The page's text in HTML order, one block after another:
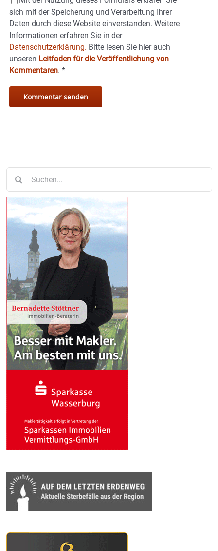
sich mit der Speicherung und Verarbeitung Ihrer
Daten durch diese Website einverstanden. Weitere
Informationen erfahren Sie in der
Datenschutzerklärung. Bitte lesen Sie hier auch
unseren Leitfaden für die Veröffentlichung von
Kommentaren. *
nach: